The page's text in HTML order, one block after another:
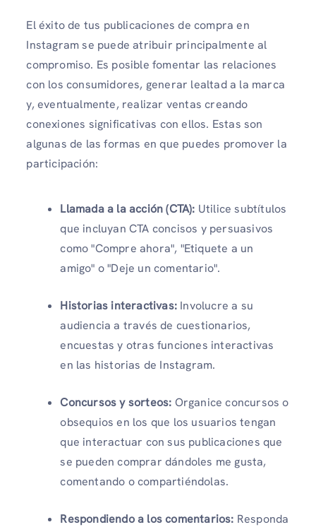
El éxito de tus publicaciones de compra en
Instagram se puede atribuir principalmente al
compromiso. Es posible fomentar las relaciones
con los consumidores, generar lealtad a la marca
y, eventualmente, realizar ventas creando
conexiones significativas con ellos. Estas son
algunas de las formas en que puedes promover la
participación:
Llamada a la acción (CTA): Utilice subtítulos
que incluyan CTA concisos y persuasivos
como "Compre ahora", "Etiquete a un
amigo" o "Deje un comentario".
Historias interactivas: Involucre a su
audiencia a través de cuestionarios,
encuestas y otras funciones interactivas
en las historias de Instagram.
Concursos y sorteos: Organice concursos o
obsequios en los que los usuarios tengan
que interactuar con sus publicaciones que
se pueden comprar dándoles me gusta,
comentando o compartiéndolas.
Respondiendo a los comentarios: Responda